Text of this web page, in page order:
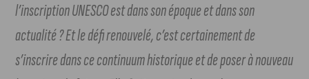
l’inscription UNESCO est dans son époque et dans son
actualité ? Et le défi renouvelé, c’est certainement de
s’inscrire dans ce continuum historique et de poser à nouveau